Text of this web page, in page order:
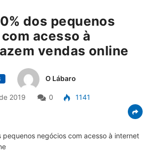
dos pequenos
acesso à
vendas online
O Lábaro
2019 0
1141